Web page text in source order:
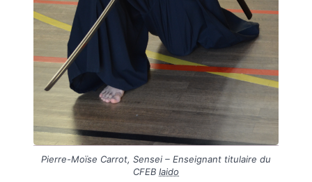
Pierre-Moïse Carrot, Sensei – Enseignant titulaire du
CFEB Iaido